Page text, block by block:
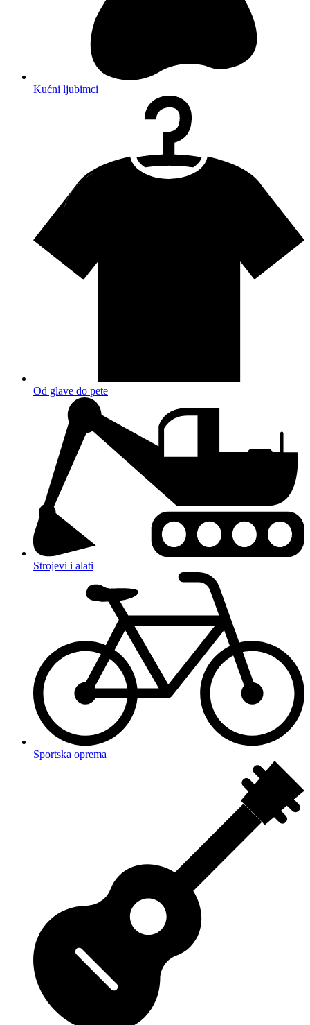
Kućni ljubimci
Od glave do pete
Strojevi i alati
Sportska oprema